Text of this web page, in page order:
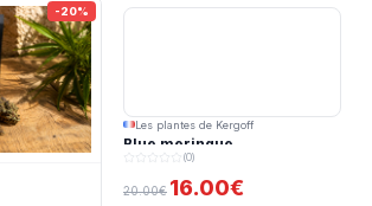
-20%
Les plantes de Kergoff
Blue meringue
(0)
20.00€ 16.00€